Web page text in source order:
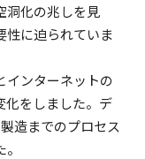
洞化の兆しを見
性に迫られていま
インターネットの
化をしました。デ
造までのプロセス